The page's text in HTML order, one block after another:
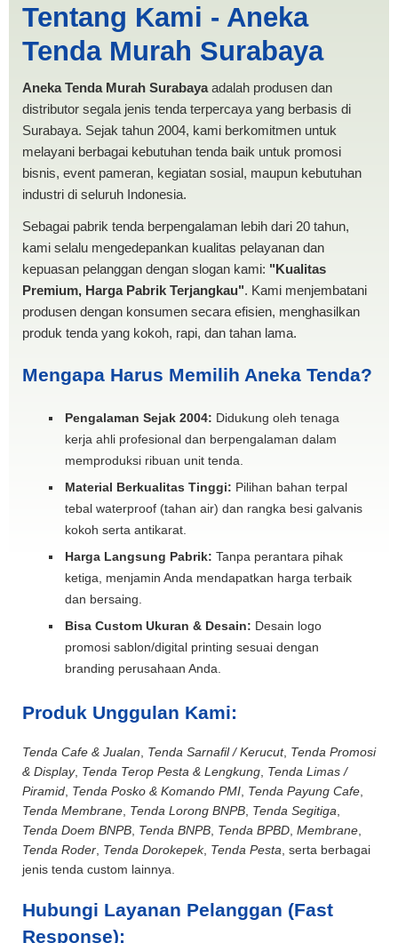
Events Surabaya |
PRODUKSI ANEKA TENDA
MURAH
Tentang Kami - Aneka
Tenda Murah Surabaya
Aneka Tenda Murah Surabayaadalah produsen dan
distributor segala jenis tenda terpercaya yang berbasis di
Surabaya. Sejak tahun 2004, kami berkomitmen untuk
melayani berbagai kebutuhan tenda baik untuk promosi
bisnis, event pameran, kegiatan sosial, maupun kebutuhan
industri di seluruh Indonesia.
Sebagai pabrik tenda berpengalaman lebih dari 20 tahun,
kami selalu mengedepankan kualitas pelayanan dan
kepuasan pelanggan dengan slogan kami: "Kualitas
Premium, Harga Pabrik Terjangkau". Kami menjembatani
produsen dengan konsumen secara efisien, menghasilkan
produk tenda yang kokoh, rapi, dan tahan lama.
Mengapa Harus Memilih Aneka Tenda?
Pengalaman Sejak 2004: Didukung oleh tenaga
kerja ahli profesional dan berpengalaman dalam
memproduksi ribuan unit tenda.
Material Berkualitas Tinggi: Pilihan bahan terpal
tebal waterproof (tahan air) dan rangka besi galvanis
kokoh serta antikarat.
Harga Langsung Pabrik: Tanpa perantara pihak
ketiga, menjamin Anda mendapatkan harga terbaik
dan bersaing.
Bisa Custom Ukuran & Desain: Desain logo
promosi sablon/digital printing sesuai dengan
branding perusahaan Anda.
Produk Unggulan Kami:
Tenda Cafe & Jualan Tenda Sarnafil / Kerucut, Tenda Promosi
& Display, Tenda Terop Pesta & Lengkung Tenda Limas /
Piramid Tenda Posko & Komando PMI Tenda Payung Cafe
Tenda Membrane Tenda Lorong BNPB Tenda Segitiga
Tenda Doem BNPB Tenda BNPB Tenda BPBD Membrane
Tenda Roder Tenda Dorokepek, Tenda Pesta , serta berbagai
jenis tenda custom lainnya.
Hubungi Layanan Pelanggan (Fast
Response):